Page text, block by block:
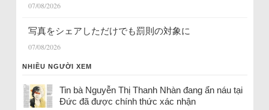
07/08/2026
写真をシェアしただけでも罰則の対象に
07/08/2026
NHIỀU NGƯỜI XEM
Tin bà Nguyễn Thị Thanh Nhàn đang ẩn náu tại
Đức đã được chính thức xác nhận